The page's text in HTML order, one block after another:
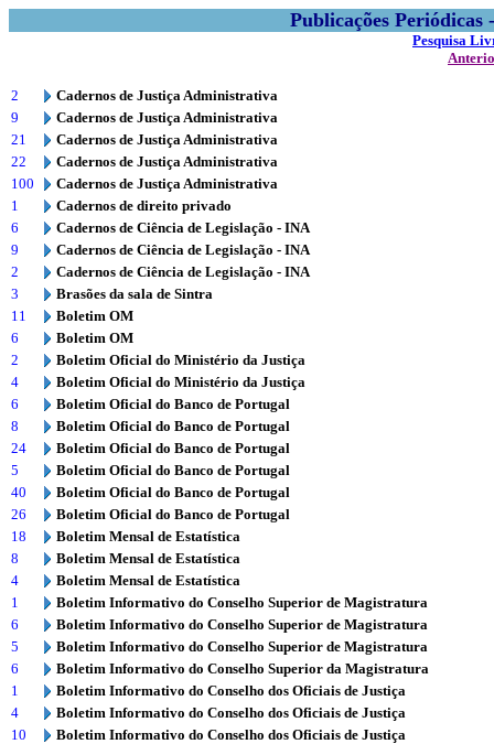
Publicações
Pesquisa
2
Cadernos de Justiça Administrativa
9
Cadernos de Justiça Administrativa
21
Cadernos de Justiça Administrativa
22
Cadernos de Justiça Administrativa
100
Cadernos de Justiça Administrativa
1
Cadernos de direito privado
6
Cadernos de Ciência de Legislação - INA
9
Cadernos de Ciência de Legislação - INA
2
Cadernos de Ciência de Legislação - INA
3
Brasões da sala de Sintra
11
Boletim OM
6
Boletim OM
2
Boletim Oficial do Ministério da Justiça
4
Boletim Oficial do Ministério da Justiça
6
Boletim Oficial do Banco de Portugal
8
Boletim Oficial do Banco de Portugal
24
Boletim Oficial do Banco de Portugal
5
Boletim Oficial do Banco de Portugal
40
Boletim Oficial do Banco de Portugal
26
Boletim Oficial do Banco de Portugal
18
Boletim Mensal de Estatística
8
Boletim Mensal de Estatística
4
Boletim Mensal de Estatística
1
Boletim Informativo do Conselho Superior de Magistratura
6
Boletim Informativo do Conselho Superior de Magistratura
5
Boletim Informativo do Conselho Superior de Magistratura
6
Boletim Informativo do Conselho Superior da Magistratura
1
Boletim Informativo do Conselho dos Oficiais de Justiça
4
Boletim Informativo do Conselho dos Oficiais de Justiça
10
Boletim Informativo do Conselho dos Oficiais de Justiça